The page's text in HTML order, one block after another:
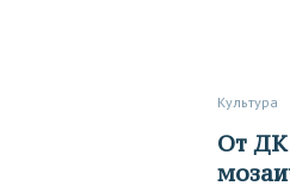
Культура
От ДК до остановок: